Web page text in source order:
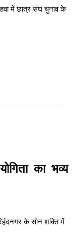
में छात्र संघ चुनाव के
का भव्य
के सोन शक्ति में